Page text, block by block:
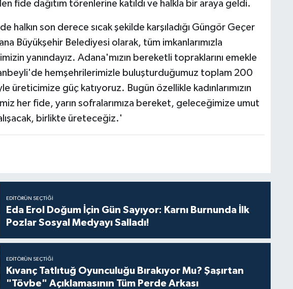
fide dağıtım törenlerine katıldı ve halkla bir araya geldi.
halkın son derece sıcak şekilde karşıladığı Güngör Geçer
Büyükşehir Belediyesi olarak, tüm imkanlarımızla
yanındayız. Adana'mızın bereketli topraklarını emekle
hemşehrilerimizle buluşturduğumuz toplam 200
üreticimize güç katıyoruz. Bugün özellikle kadınlarımızın
her fide, yarın sofralarımıza bereket, geleceğimize umut
birlikte üreteceğiz.'
EDITÖRÜN SEÇTIĞI
Eda Erol Doğum İçin Gün Sayıyor: Karnı Burnunda İlk
Pozlar Sosyal Medyayı Salladı!
EDITÖRÜN SEÇTIĞI
Kıvanç Tatlıtuğ Oyunculuğu Bırakıyor Mu? Şaşırtan
"Tövbe" Açıklamasının Tüm Perde Arkası